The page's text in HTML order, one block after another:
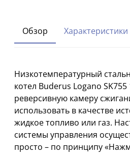
Обзор Характеристики
Низкотемпературный
котел Buderus Logano
реверсивную камеру
использовать в качестве
жидкое топливо или газ.
системы управления
просто – по принципу